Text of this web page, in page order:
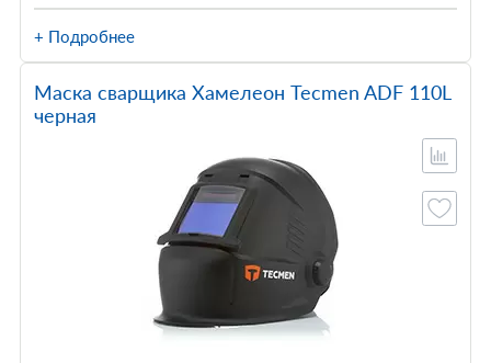
+ Подробнее
Маска сварщика Хамелеон Tecmen ADF 110L
черная